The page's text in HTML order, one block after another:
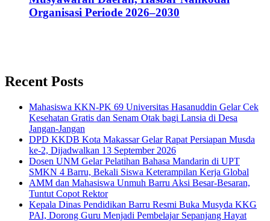
Organisasi Periode 2026–2030
Recent Posts
Mahasiswa KKN-PK 69 Universitas Hasanuddin Gelar Cek
Kesehatan Gratis dan Senam Otak bagi Lansia di Desa
Jangan-Jangan
DPD KKDB Kota Makassar Gelar Rapat Persiapan Musda
ke-2, Dijadwalkan 13 September 2026
Dosen UNM Gelar Pelatihan Bahasa Mandarin di UPT
SMKN 4 Barru, Bekali Siswa Keterampilan Kerja Global
AMM dan Mahasiswa Unmuh Barru Aksi Besar-Besaran,
Tuntut Copot Rektor
Kepala Dinas Pendidikan Barru Resmi Buka Musyda KKG
PAI, Dorong Guru Menjadi Pembelajar Sepanjang Hayat